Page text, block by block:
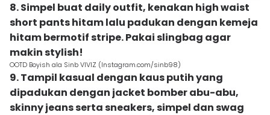
8. Simpel buat daily outfit, kenakan high waist
short pants hitam lalu padukan dengan kemeja
hitam bermotif stripe. Pakai slingbag agar
makin stylish!
OOTD Boyish ala Sinb VIVIZ (Instagram.com/sinb98)
9. Tampil kasual dengan kaus putih yang
dipadukan dengan jacket bomber abu-abu,
skinny jeans serta sneakers, simpel dan swag